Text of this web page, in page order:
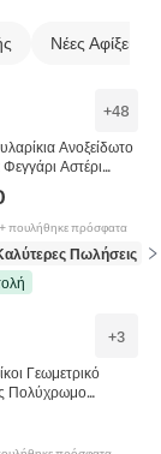
Νέες Αφίξεις
+48
Ανοξείδωτο
Αστέρι
Για Γυναίκες
πουλήθηκε πρόσφατα
Πωλήσεις
+3
Γεωμετρικό
Πολύχρωμο
Πολυτελή